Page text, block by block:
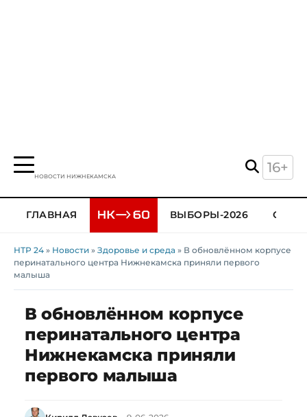
НОВОСТИ НИЖНЕКАМСКА
16+
ГЛАВНАЯ ВЫБОРЫ-2026
НТР 24 » Новости » Здоровье и среда » В обновлённом корпусе
перинатального центра Нижнекамска приняли первого
малыша
В обновлённом корпусе
перинатального центра
Нижнекамска приняли
первого малыша